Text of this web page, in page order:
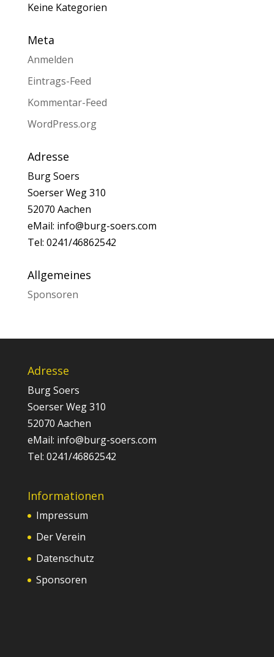
Keine Kategorien
Meta
Anmelden
Eintrags-Feed
Kommentar-Feed
WordPress.org
Adresse
Burg Soers
Soerser Weg 310
52070 Aachen
eMail: info@burg-soers.com
Tel: 0241/46862542
Allgemeines
Sponsoren
Adresse
Burg Soers
Soerser Weg 310
52070 Aachen
eMail: info@burg-soers.com
Tel: 0241/46862542
Informationen
Impressum
Der Verein
Datenschutz
Sponsoren